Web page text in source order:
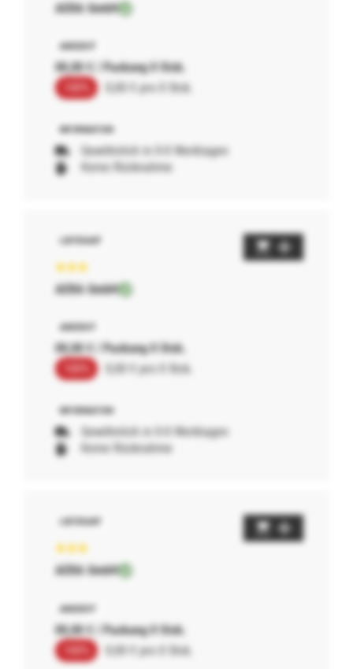
AERA GmbH
00,00 € / Packung 0 Stck.
0,00 € pro 0 Stck.
Gewöhnlich in 0-0 Werktagen
Keine Rücknahme
AERA GmbH
00,00 € / Packung 0 Stck.
0,00 € pro 0 Stck.
Gewöhnlich in 0-0 Werktagen
Keine Rücknahme
AERA GmbH
00,00 € / Packung 0 Stck.
0,00 € pro 0 Stck.